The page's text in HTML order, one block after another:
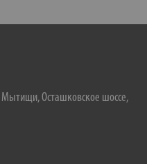
Мытищи, Осташковское шоссе,